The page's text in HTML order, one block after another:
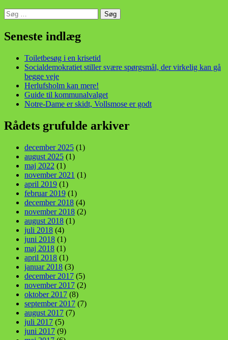
Søg
efter:
Seneste indlæg
Toiletbesøg i en krisetid
Socialdemokratiet stiller svære spørgsmål, der virkelig kan gå
begge veje
Herlufsholm kan mere!
Guide til kommunalvalget
Notre-Dame er skidt, Vollsmose er godt
Rådets grufulde arkiver
december 2025 (1)
august 2025 (1)
maj 2022 (1)
november 2021 (1)
april 2019 (1)
februar 2019 (1)
december 2018 (4)
november 2018 (2)
august 2018 (1)
juli 2018 (4)
juni 2018 (1)
maj 2018 (1)
april 2018 (1)
januar 2018 (3)
december 2017 (5)
november 2017 (2)
oktober 2017 (8)
september 2017 (7)
august 2017 (7)
juli 2017 (5)
juni 2017 (9)